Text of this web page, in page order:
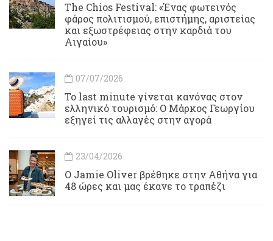
Τhe Chios Festival: «Ένας φωτεινός
φάρος πολιτισμού, επιστήμης, αριστείας
και εξωστρέφειας στην καρδιά του
Αιγαίου»
07/07/2026
Το last minute γίνεται κανόνας στον
ελληνικό τουρισμό: Ο Μάρκος Γεωργίου
εξηγεί τις αλλαγές στην αγορά
23/04/2026
Ο Jamie Oliver βρέθηκε στην Αθήνα για
48 ώρες και μας έκανε το τραπέζι